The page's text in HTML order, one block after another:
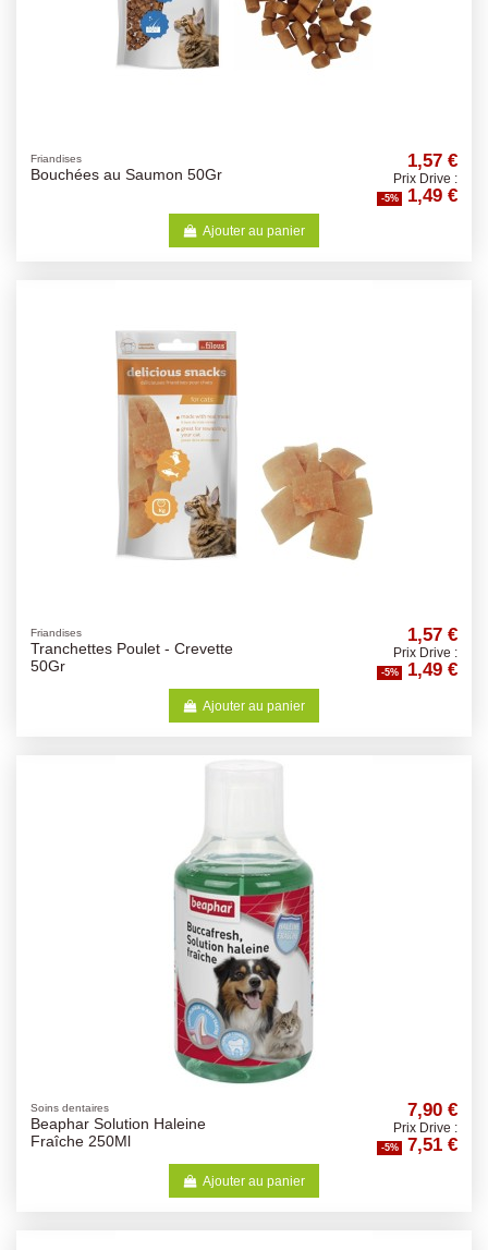
Friandises
Bouchées au Saumon 50Gr
1,57 €
Prix Drive :
-5% 1,49 €
Ajouter au panier
Friandises
Tranchettes Poulet - Crevette
50Gr
1,57 €
Prix Drive :
-5% 1,49 €
Ajouter au panier
Soins dentaires
Beaphar Solution Haleine
Fraîche 250Ml
7,90 €
Prix Drive :
-5% 7,51 €
Ajouter au panier